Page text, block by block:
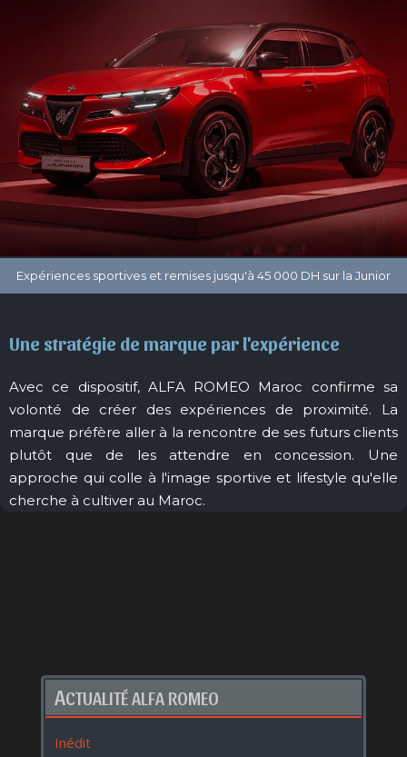
Une stratégie de marque par l'expérience
Avec ce dispositif, ALFA ROMEO Maroc confirme sa
volonté de créer des expériences de proximité. La
marque préfère aller à la rencontre de ses futurs clients
plutôt que de les attendre en concession. Une
approche qui colle à l'image sportive et lifestyle qu'elle
cherche à cultiver au Maroc.
ACTUALITÉ ALFA ROMEO
Inédit